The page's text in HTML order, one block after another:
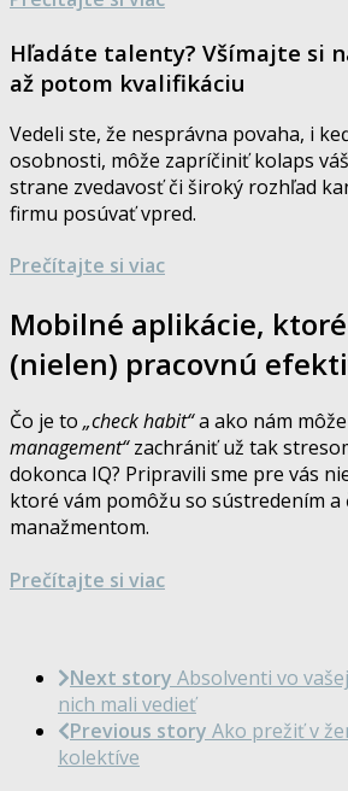
Hľadáte talenty? Všímajte si
až potom kvalifikáciu
Vedeli ste, že nesprávna povaha, i
osobnosti, môže zapríčiniť kolaps
strane zvedavosť či široký rozhľad
firmu posúvať vpred.
Prečítajte si viac
Mobilné aplikácie,
(nielen) pracovnú
Čo je to „check habit“a ako nám môže
management“zachrániť už tak
dokonca IQ? Pripravili sme pre vás
ktoré vám pomôžu so sústredením a
manažmentom.
Prečítajte si viac
Next story Absolventi vo
nich mali vedieť
Previous story Ako prežiť v
kolektíve